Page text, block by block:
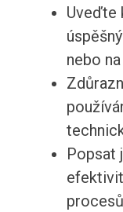
Uveďte
nebo
Popsat